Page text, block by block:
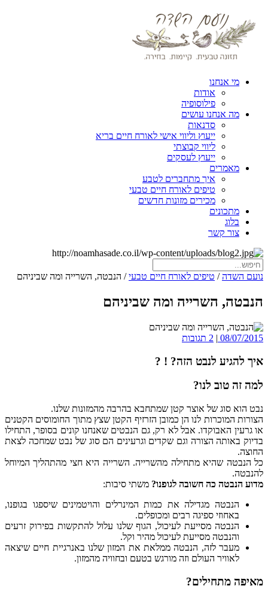
מי אנחנו
אודות
פילוסופיה
מה אנחנו עושים
סדנאות
ייעוץ וליווי אישי לאורח חיים בריא
ליווי קבוצתי
ייעוץ לעסקים
מאמרים
איך מתחברים לטבע
טיפים לאורח חיים טבעי
מכירים מזונות חדשים
מתכונים
בלוג
צור קשר
נועם השדה/ טיפים לאורח חיים טבעי/ הנבטה, השרייה ומה שביניהם
הנבטה, השרייה ומה שביניהם
08/07/2015
| 2 תגובות
איך להגיע לנבט הזה? ! ?
למה זה טוב לנו?
נבט הוא סוג של אוצר קטן שמתחבא בהרבה מהמזונות שלנו.
הצורות המוכרות לנו הן כמובן הזרזיף הקטן שצץ מתוך החומוסים הקטנים
או גרעין האבוקדו. אבל לא רק, גם הנבטים שאנחנו קונים בסופר, התחילו
בדיוק באותה הצורה וגם שקדים וגרעינים הם סוג של נבט שמחכה לצאת
החוצה.
כל הנבטה שהיא מתחילה מהשרייה. השרייה היא חצי מהתהליך המיוחל
להנבטה.
מדוע הנבטה כה חשובה לגופנו? משתי סיבות:
הנבטה מגדילה את כמות המינרלים והויטמינים שיספגו בגופנו,
באחוזי ספיגה רבים ומכופלים.
הנבטה מסייעת לעיכול, הגוף שלנו עלול להתקשות בפירוק זרעים
והנבטה מסייעת לעיכול מהיר וקל.
מעבר לזה, הנבטה ממלאת את המזון שלנו באנרגיית חיים שיצאה
לאוויר העולם וזה מורגש בטעם ובחוויה מהמזון.
מאיפה מתחילים?